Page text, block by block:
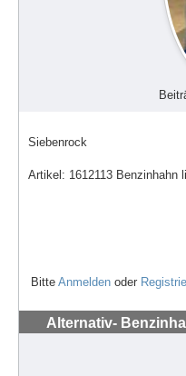
Siebenrock
Artikel: 1612113 Benzinhahn
Bitte Anmelden oder
Alternativ-